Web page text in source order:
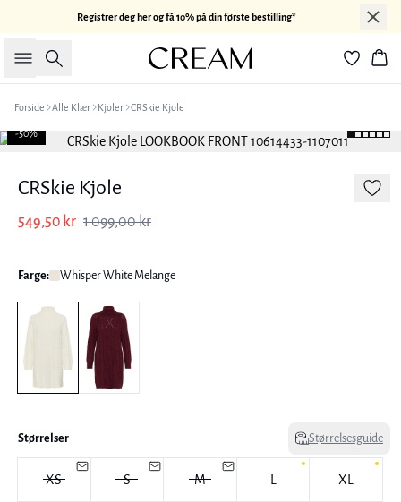
Registrer deg her og få 10% på din første bestilling*
Søk
Forside Alle Klær Kjoler CRSkie Kjole
-50%
CRSkie Kjole
549,50 kr 1 099,00 kr
Farge: Whisper White Melange
Størrelser Størrelsesguide
XS S M L XL